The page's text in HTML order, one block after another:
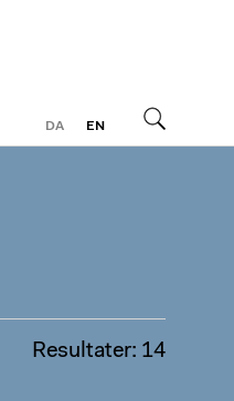
DA
EN
Resultater: 14